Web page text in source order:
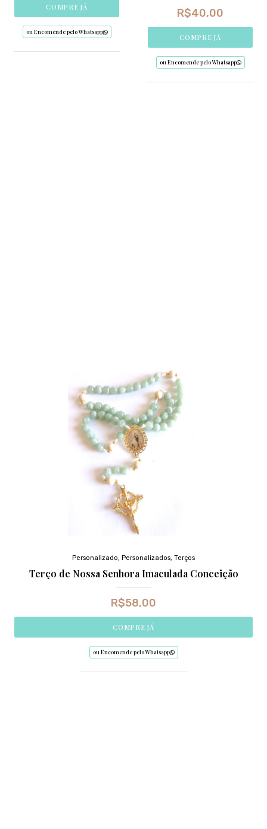
COMPRE JÁ
ou Encomende pelo Whatsapp
R$40,00
COMPRE JÁ
ou Encomende pelo Whatsapp
Personalizado, Personalizados, Terços
Terço de Nossa Senhora Imaculada Conceição
R$58,00
COMPRE JÁ
ou Encomende pelo Whatsapp